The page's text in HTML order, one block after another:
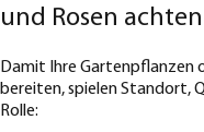
und Rosen
Damit Ihre Gartenpflanzen
bereiten, spielen Standort,
Rolle: